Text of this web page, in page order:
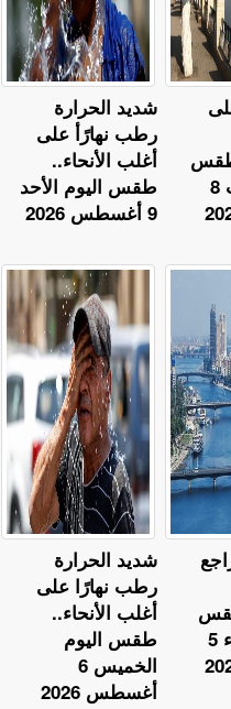
​شديد الحرارة
رطب نهارًأ على
أغلب الأنحاء..
طقس اليوم الأحد
9 أغسطس 2026
طقس
اليوم السبت 8
​شديد الحرارة
رطب نهارًا على
أغلب الأنحاء..
طقس اليوم
الخميس 6
أغسطس 2026
اليوم الأربعاء 5